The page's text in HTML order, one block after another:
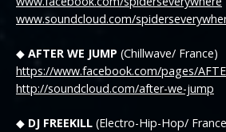
www.soundcloud.com/
◆ AFTER WE JUMP (Chillwave/ France)
https://www.facebook.com/pages/
http://soundcloud.com/after-we-jump
◆ DJ FREEKILL (Electro-Hip-Hop/